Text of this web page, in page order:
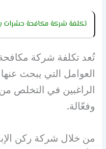
تكلفة شركة مكافحة حشرات
تُعد تكلفة شركة
العوامل التي يبحث عنها
الراغبين في التخلص
وفعّالة.
من خلال شركة ركن